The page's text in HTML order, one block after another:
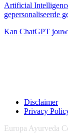
Artificial
gepersonaliseerde
Kan ChatGPT
Disclaimer
Privacy
Europa Ayurveda